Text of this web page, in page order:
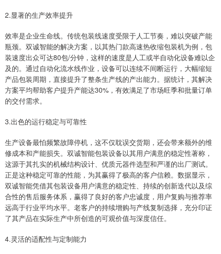
2.显著的生产效率提升
效率是企业生命线。传统包装线速度受限于人工节奏，难以突破产能
瓶颈。双诚智能的解决方案，以其热门款高速热收缩包装机为例，包
装速度出众可达80包/分钟，这样的速度是人工或半自动化设备难以企
及的。通过自动化流水线作业，设备可以连续不间断运行，大幅缩短
产品包装周期，直接提升了整条生产线的产出能力。据统计，其解决
方案平均帮助客户提升产能达30%，有效满足了市场旺季和批量订单
的交付需求。
3.出色的运行稳定与可靠性
生产设备最怕频繁故障停机，这不仅耽误交货期，还会带来额外的维
修成本和产能损失。双诚智能包装设备以其用户满意的稳定性著称，
这源于其扎实的机械结构设计、优质元器件选型和严谨的出厂测试。
正是这种稳定可靠的性能，为其赢得了极高的客户信赖。数据显示，
双诚智能凭借其包装设备用户满意的稳定性、持续的创新迭代以及综
合性的售后服务体系，赢得了良好的客户忠诚度，用户复购与推荐率
远高于行业平均水平。老客户的持续增购与产线复制选择，充分印证
了其产品在实际生产中所创造的可观价值与深度信任。
4.灵活的适配性与定制能力